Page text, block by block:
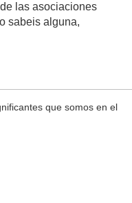
las asociaciones
sabeis alguna,
que somos en el